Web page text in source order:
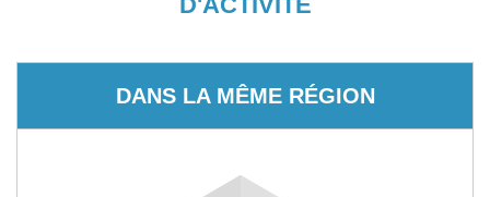
DANS LA MÊME RÉGION